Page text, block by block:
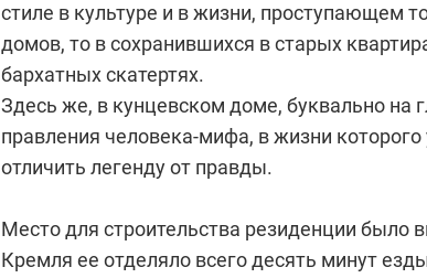
стиле в культуре и в жизни, проступающем
домов, то в сохранившихся в старых
бархатных скатертях.
Здесь же, в кунцевском доме, буквально на
правления человека-мифа, в жизни
отличить легенду от правды.
Место для строительства резиденции было
Кремля ее отделяло всего десять минут